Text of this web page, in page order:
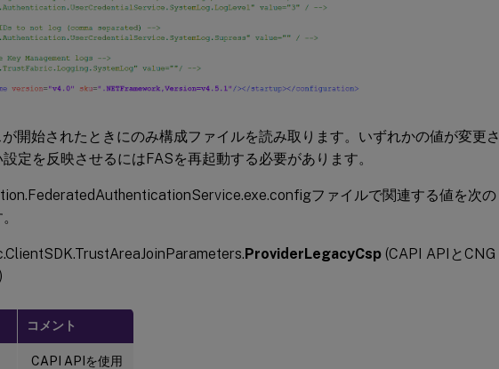
開始されたときにのみ構成ファイルを読み取ります。いずれかの値が変更さ
定を反映させるにはFASを再起動する必要があります。
ファイルで関連する値を次の
ProviderLegacyCsp (CAPI APIとCNG
コメント
CAPI APIを使用